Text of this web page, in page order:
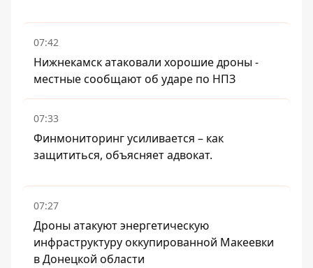
07:42
Нижнекамск атаковали хорошие дроны -
местные сообщают об ударе по НПЗ
07:33
Финмониторинг усиливается – как
защититься, объясняет адвокат.
07:27
Дроны атакуют энергетическую
инфраструктуру оккупированной Макеевки
в Донецкой области